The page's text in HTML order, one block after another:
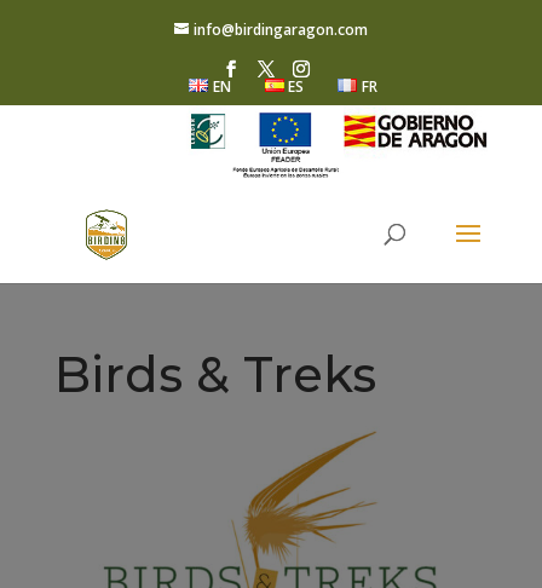
info@birdingaragon.com
EN ES FR
Birds & Treks